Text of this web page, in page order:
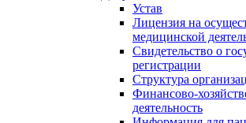
Устав
Лицензия на
медицинской
Свидетельство о
регистрации
Структура
Финансово-
деятельность